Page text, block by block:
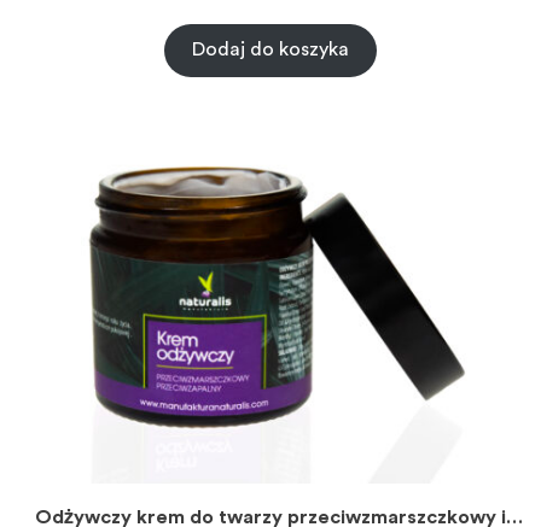
podstawie
Dodaj do koszyka
Odżywczy krem do twarzy przeciwzmarszczkowy i